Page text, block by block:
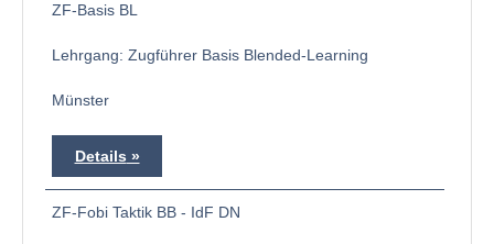
ZF-Basis BL
Lehrgang: Zugführer Basis Blended-Learning
Münster
Details
ZF-Fobi Taktik BB - IdF DN